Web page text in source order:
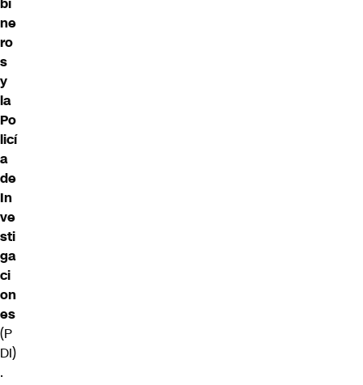
ne
ro
s
y
la
Po
licí
a
de
In
ve
sti
ga
ci
on
es
(P
DI)
.